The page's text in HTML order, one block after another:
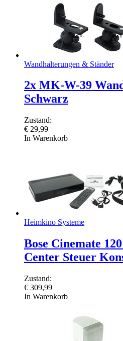
Wandhalterungen & Ständer
2x MK-W-39
Schwarz
Zustand:
€ 29,99
In Warenkorb
Heimkino Systeme
Bose Cinemate
Center Steuer
Zustand:
€ 309,99
In Warenkorb